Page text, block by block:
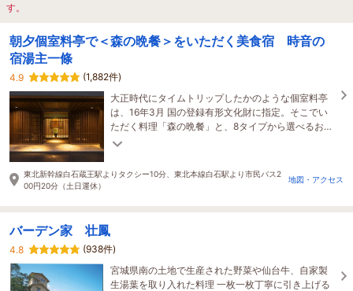
す。
朝夕個室料亭で＜森の晩餐＞をいただく美食宿 時音の
宿湯主一條
4.9
(1,882件)
大正時代にタイムトリップしたかのような個室料亭
は、16年3月 国の登録有形文化財に指定。そこでい
ただく料理「森の晩餐」と、8タイプから選べるお洒
落で快適な客室。あなた様に合うプランがきっとあ
東北新幹線白石蔵王駅よりタクシー10分、東北本線白石駅より市民バス2
00円20分（土日運休）
地図・アクセス
バーデン家 壮鳳
4.8
(938件)
宮城県南の土地で生産された野菜や仙台牛、自家製
生湯葉を取り入れた料理 一枚一枚丁寧に引き上げる